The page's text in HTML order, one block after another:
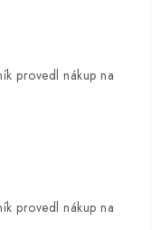
provedl nákup na
provedl nákup na